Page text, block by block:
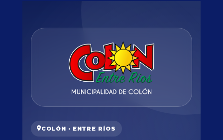
COLÓN · ENTRE RÍOS